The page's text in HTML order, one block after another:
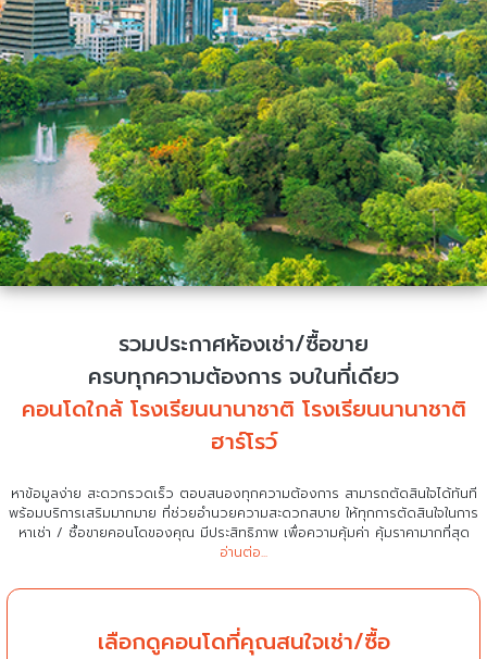
รวมประกาศห้องเช่า/ซื้อขาย
ครบทุกความต้องการ จบในที่เดียว
คอนโดใกล้ โรงเรียนนานาชาติ โรงเรียนนานาชาติ
ฮาร์โรว์
หาข้อมูลง่าย สะดวกรวดเร็ว ตอบสนองทุกความต้องการ สามารถตัดสินใจได้ทันที
พร้อมบริการเสริมมากมาย ที่ช่วยอำนวยความสะดวกสบาย ให้ทุกการตัดสินใจในการ
หาเช่า / ซื้อขายคอนโดของคุณ มีประสิทธิภาพ เพื่อความคุ้มค่า คุ้มราคามากที่สุด
อ่านต่อ...
เลือกดูคอนโดที่คุณสนใจเช่า/ซื้อ